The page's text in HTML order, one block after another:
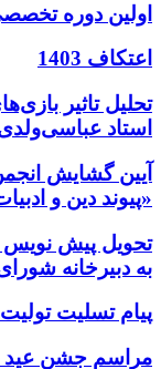
اولین دوره
اعتکاف 1403
تحلیل تاثیر
استاد
آیین گشایش
«پیوند دین و
تحویل پیش نویس
به دبیرخانه
پیام تسلیت
مراسم جشن عید